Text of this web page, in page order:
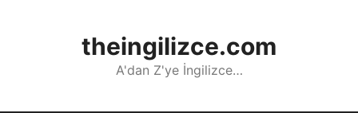
theingilizce.com
A'dan Z'ye İngilizce…